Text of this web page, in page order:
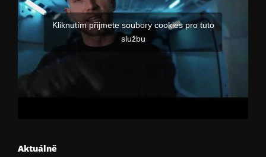
Kliknutím přijmete soubory cookies pro tuto
službu
Aktuálně